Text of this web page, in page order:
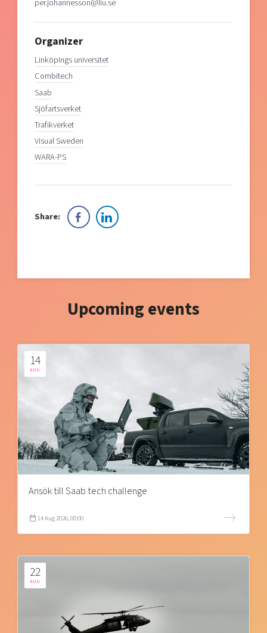
per.johannesson@liu.se
Organizer
Linköpings universitet
Combitech
Saab
Sjöfartsverket
Trafikverket
Visual Sweden
WARA-PS
Share:
Upcoming events
14
AUG
Ansök till Saab tech challenge
14 Aug 2026, 00:00
22
AUG